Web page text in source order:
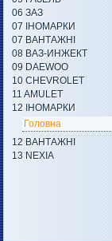
06 ЗАЗ
07 ІНОМАРКИ
07 ВАНТАЖНІ
08 ВАЗ-ИНЖЕКТ
09 DAEWOO
10 CHEVROLET
11 AMULET
12 ІНОМАРКИ
Головна
12 ВАНТАЖНІ
13 NEXIA